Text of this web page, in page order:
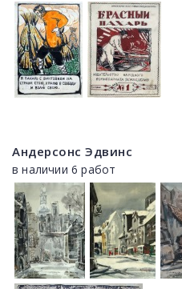
Андерсонс Эдвинс
в наличии 6 работ